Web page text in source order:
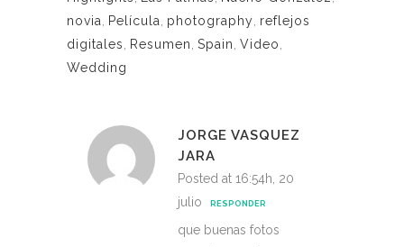
novia
Película photography reflejos
digitales
Resumen Spain Video
Wedding
JORGE VASQUEZ
JARA
Posted at 16:54h, 20
julio
RESPONDER
que buenas fotos